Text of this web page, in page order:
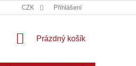
CZK Přihlášení
NÁKUPNÍ
Prázdný košík